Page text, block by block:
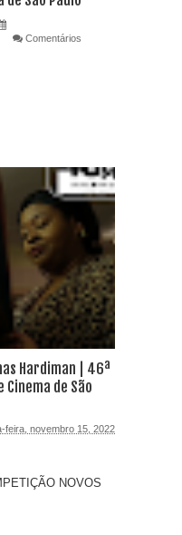
Comentários
Hardiman | 46ª
de São
feira, novembro 15, 2022
NOVOS